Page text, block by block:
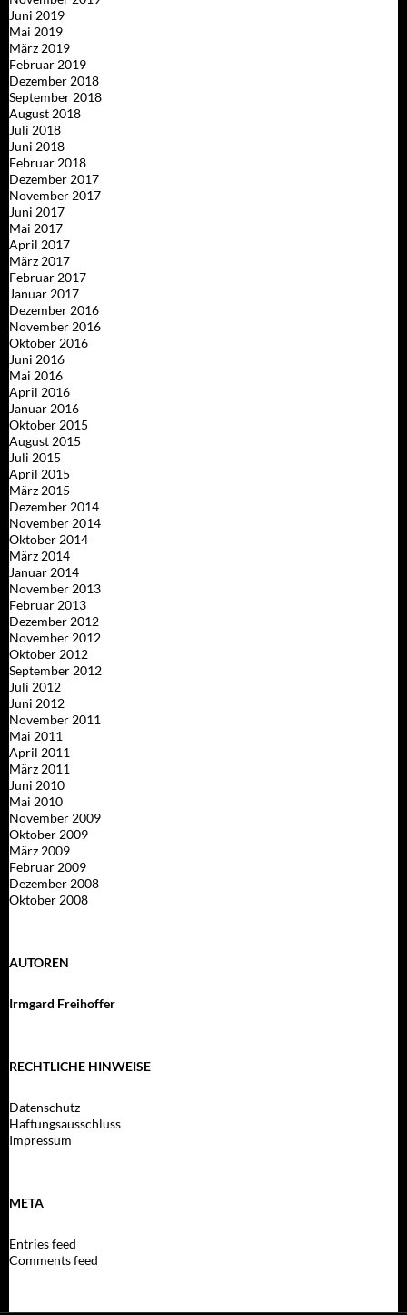
Juni 2019
Mai 2019
März 2019
Februar 2019
Dezember 2018
September 2018
August 2018
Juli 2018
Juni 2018
Februar 2018
Dezember 2017
November 2017
Juni 2017
Mai 2017
April 2017
März 2017
Februar 2017
Januar 2017
Dezember 2016
November 2016
Oktober 2016
Juni 2016
Mai 2016
April 2016
Januar 2016
Oktober 2015
August 2015
Juli 2015
April 2015
März 2015
Dezember 2014
November 2014
Oktober 2014
März 2014
Januar 2014
November 2013
Februar 2013
Dezember 2012
November 2012
Oktober 2012
September 2012
Juli 2012
Juni 2012
November 2011
Mai 2011
April 2011
März 2011
Juni 2010
Mai 2010
November 2009
Oktober 2009
März 2009
Februar 2009
Dezember 2008
Oktober 2008
AUTOREN
Irmgard Freihoffer
RECHTLICHE HINWEISE
Datenschutz
Haftungsausschluss
Impressum
META
Entries feed
Comments feed